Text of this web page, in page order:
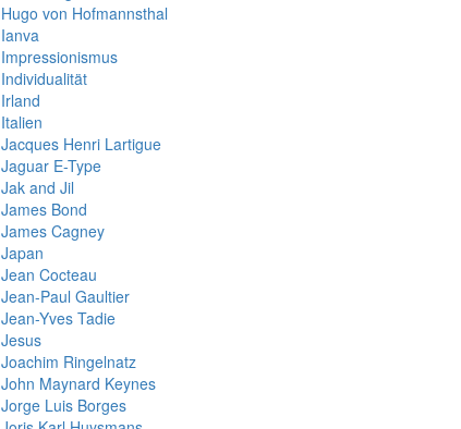
Hugo von Hofmannsthal
Ianva
Impressionismus
Individualität
Irland
Italien
Jacques Henri Lartigue
Jaguar E-Type
Jak and Jil
James Bond
James Cagney
Japan
Jean Cocteau
Jean-Paul Gaultier
Jean-Yves Tadie
Jesus
Joachim Ringelnatz
John Maynard Keynes
Jorge Luis Borges